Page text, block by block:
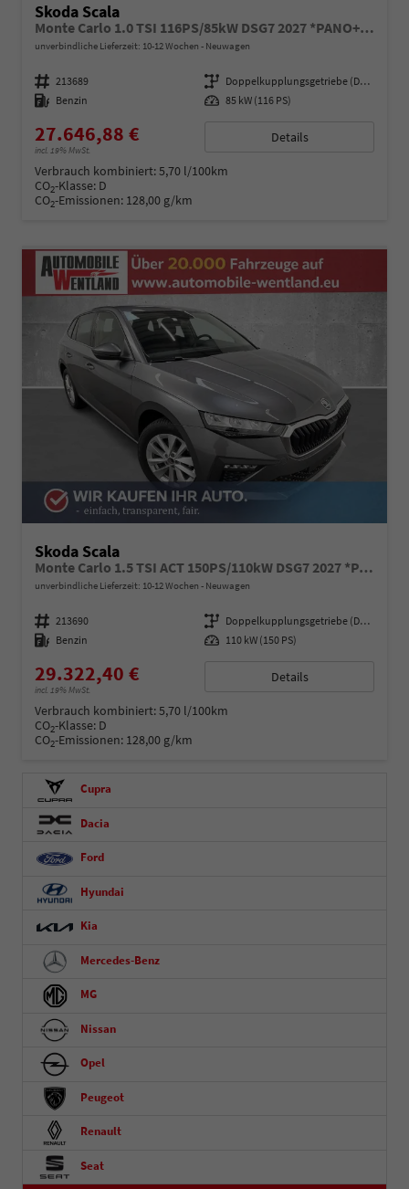
Skoda Scala
Monte Carlo 1.0 TSI 116PS/85kW DSG7 2027 *PANO+Matrix+Sportsitze*
unverbindliche Lieferzeit: 10-12 Wochen Neuwagen
Fahrzeugnummer 213689 Getriebe
Doppelkupplungsgetriebe (DSG)
Kraftstoff Benzin Leistung 85 kW (116 PS)
27.646,88 €
incl. 19% MwSt.
Details
Verbrauch kombiniert:5,70 l/100km
CO2-Klasse: D
CO2-Emissionen: 128,00 g/km
Skoda Scala
Monte Carlo 1.5 TSI ACT 150PS/110kW DSG7 2027 *PANO+Matrix+Sportsitze*
unverbindliche Lieferzeit: 10-12 Wochen Neuwagen
Fahrzeugnummer 213690 Getriebe
Doppelkupplungsgetriebe (DSG)
Kraftstoff Benzin Leistung 110 kW (150 PS)
29.322,40 €
incl. 19% MwSt.
Details
Verbrauch kombiniert:5,70 l/100km
CO2-Klasse: D
CO2-Emissionen: 128,00 g/km
Cupra
Dacia
Ford
Hyundai
Kia
Mercedes-Benz
MG
Nissan
Opel
Peugeot
Renault
Seat